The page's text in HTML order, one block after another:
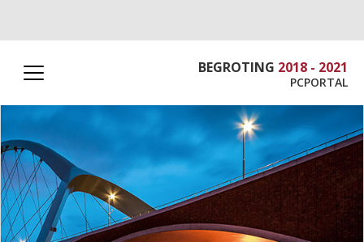
BEGROTING 2018 - 2021
PCPORTAL